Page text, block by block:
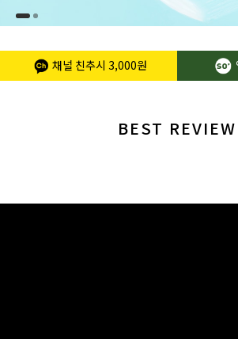
채널 친추시 3,000원
BEST REVIEW